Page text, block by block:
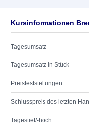
Kursinformationen
Tagesumsatz
Tagesumsatz in Stück
Preisfeststellungen
Schlusspreis des letzten
Tagestief/-hoch